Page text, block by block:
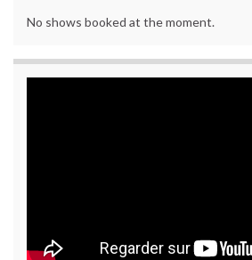
No shows booked at the moment.